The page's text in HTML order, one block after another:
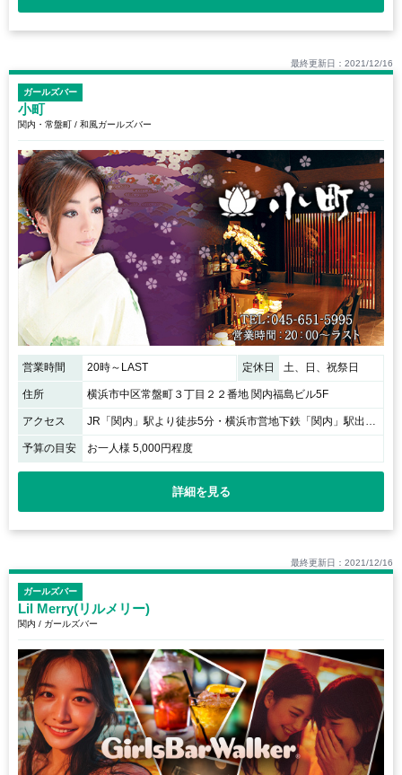
最終更新日：2021/12/16
ガールズバー
小町
関内・常盤町 / 和風ガールズバー
営業時間 20時～LAST 定休日 土、日、祝祭日
住所 横浜市中区常盤町３丁目２２番地 関内福島ビル5F
アクセス JR「関内」駅より徒歩5分・横浜市営地下鉄「関内」駅出より徒歩2分
予算の目安 お一人様 5,000円程度
詳細を見る
最終更新日：2021/12/16
ガールズバー
Lil Merry(リルメリー)
関内 / ガールズバー